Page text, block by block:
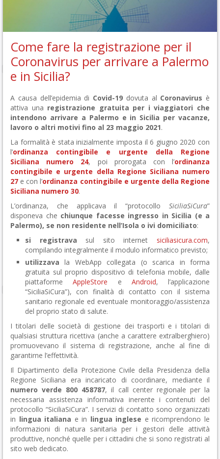
Come fare la registrazione per il
Coronavirus per arrivare a Palermo
e in Sicilia?
A causa dell’epidemia di Covid-19 dovuta al Coronavirus è
attiva una registrazione gratuita per i viaggiatori che
intendono arrivare a Palermo e in Sicilia per vacanze,
lavoro o altri motivi fino al 23 maggio 2021.
La formalità è stata inizialmente imposta il 6 giugno 2020 con
l’ordinanza contingibile e urgente della Regione
Siciliana numero 24, poi prorogata con l’ordinanza
contingibile e urgente della Regione Siciliana numero
27 e con l’ordinanza contingibile e urgente della Regione
Siciliana numero 30.
L’ordinanza, che applicava il “protocollo SiciliaSiCura”
disponeva che chiunque facesse ingresso in Sicilia (e a
Palermo), se non residente nell’Isola o ivi domiciliato:
si registrava sul sito internet siciliasicura.com,
compilando integralmente il modulo informatico previsto;
utilizzava la WebApp collegata (o scarica in forma
gratuita sul proprio dispositivo di telefonia mobile, dalle
piattaformeAppleStore e Android, l’applicazione
“SiciliaSiCura”), con finalità di contatto con il sistema
sanitario regionale ed eventuale monitoraggio/assistenza
del proprio stato di salute.
I titolari delle società di gestione dei trasporti e i titolari di
qualsiasi struttura ricettiva (anche a carattere extralberghiero)
promuovevano il sistema di registrazione, anche al fine di
garantirne l’effettività.
Il Dipartimento della Protezione Civile della Presidenza della
Regione Siciliana era incaricato di coordinare, mediante il
numero verde 800 458787, il call center regionale per la
necessaria assistenza informativa inerente i contenuti del
protocollo “SiciliaSiCura”. I servizi di contatto sono organizzati
in lingua italiana e in lingua inglese e ricomprendono le
informazioni di natura sanitaria per i gestori delle attività
produttive, nonché quelle per i cittadini che si sono registrati al
sito web dedicato.